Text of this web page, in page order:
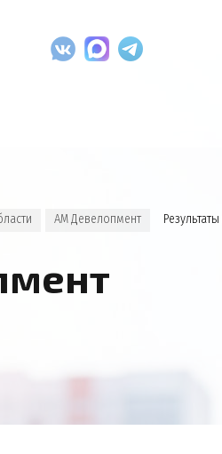
АМ Девелопмент